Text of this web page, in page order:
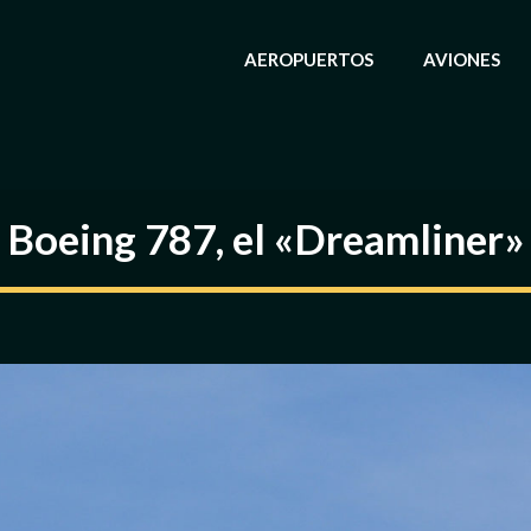
AEROPUERTOS AVIONES
Boeing 787, el «Dreamliner»